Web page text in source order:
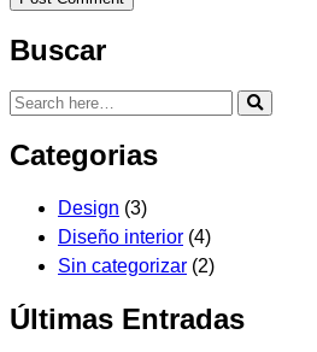
Buscar
Categorias
Design (3)
Diseño interior (4)
Sin categorizar (2)
Últimas Entradas